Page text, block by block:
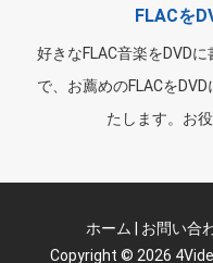
FLACを
好きなFLAC音楽をDVD
で、お薦めのFLACを
たします。お
ホーム お問い合
Copyright © 2026